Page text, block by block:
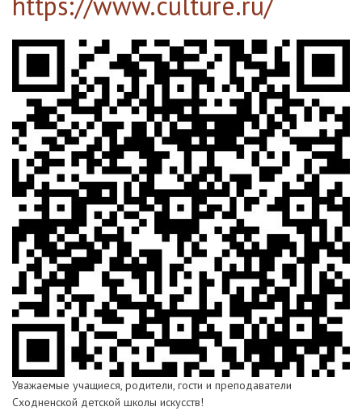
Уважаемые учащиеся, родители, гости и преподаватели
Сходненской детской школы искусств!